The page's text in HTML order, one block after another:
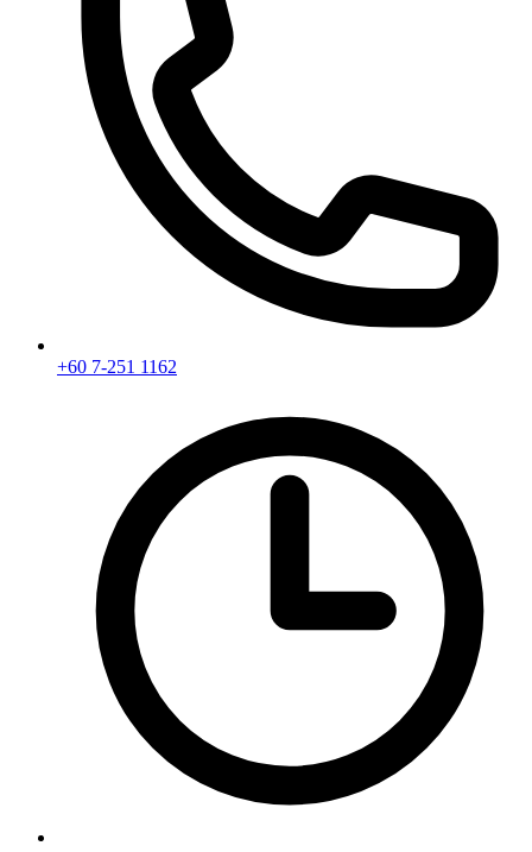
+60 7-251 1162